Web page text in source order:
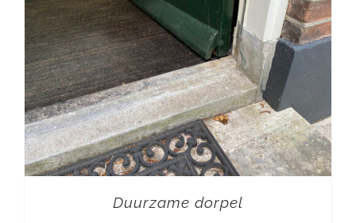
Duurzame dorpel